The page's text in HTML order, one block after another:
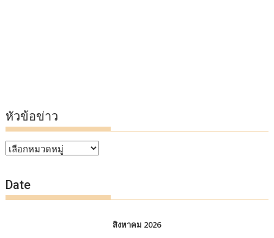
หัวข้อข่าว
หัวข้อ
Date
สิงหาคม 2026